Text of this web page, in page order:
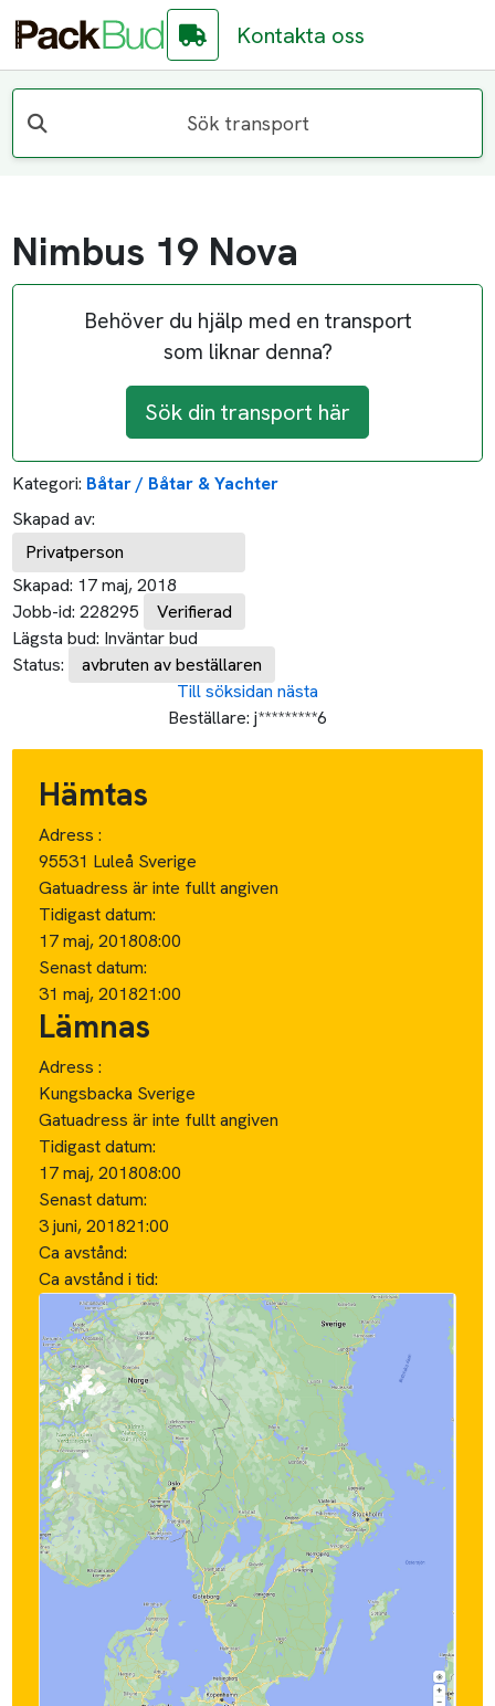
Kontakta oss
Sök transport
Nimbus 19 Nova
Behöver du hjälp med en transport
som liknar denna?
Sök din transport här
Kategori: Båtar / Båtar & Yachter
Skapad av:
Privatperson
Skapad: 17 maj, 2018
Jobb-id: 228295
Verifierad
Lägsta bud: Inväntar bud
Status:
avbruten av beställaren
Till söksidan nästa
Beställare: j*********6
Hämtas
Adress :
95531 Luleå Sverige
Gatuadress är inte fullt angiven
Tidigast datum:
17 maj, 201808:00
Senast datum:
31 maj, 201821:00
Lämnas
Adress :
Kungsbacka Sverige
Gatuadress är inte fullt angiven
Tidigast datum:
17 maj, 201808:00
Senast datum:
3 juni, 201821:00
Ca avstånd:
Ca avstånd i tid: